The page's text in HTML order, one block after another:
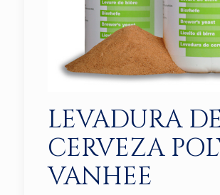
LEVADURA
CERVEZA
VANHEE